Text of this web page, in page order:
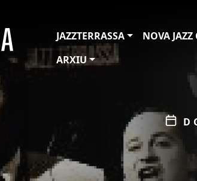
JAZZTERRASSA
NOVA JAZZ
ARXIU